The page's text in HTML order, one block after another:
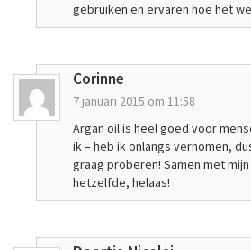
gebruiken en ervaren hoe het
Corinne
7 januari 2015 om 11:58
Argan oil is heel goed voor
ik – heb ik onlangs vernomen,
graag proberen! Samen met
hetzelfde, helaas!